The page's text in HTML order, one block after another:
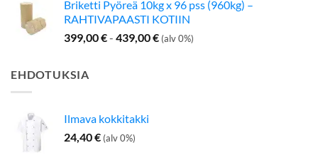
Briketti Pyöreä 10kg x 96 pss (960kg) –
RAHTIVAPAASTI KOTIIN
399,00€- 439,00€ (alv 0%)
EHDOTUKSIA
Ilmava kokkitakki
24,40€ (alv 0%)